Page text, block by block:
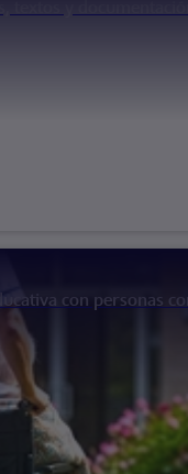
con personas